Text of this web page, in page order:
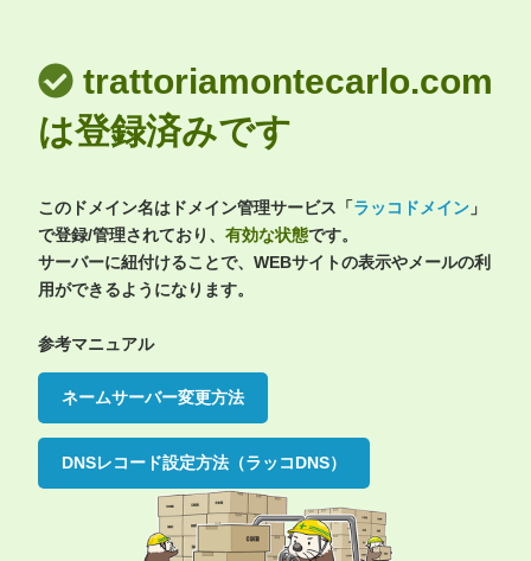
trattoriamontecarlo.com
は登録済みです
このドメイン名はドメイン管理サービス「ラッコドメイン 」
で登録/管理されており、 有効な状態です。
サーバーに紐付けることで、WEBサイトの表示やメールの利
用ができるようになります。
参考マニュアル
ネームサーバー変更方法
DNSレコード設定方法（ラッコDNS）